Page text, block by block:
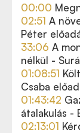
00:00
02:51 A
Péter
33:06 A
nélkül -
01:08:51
Csaba
01:43:42
átalakulás -
02:13:01